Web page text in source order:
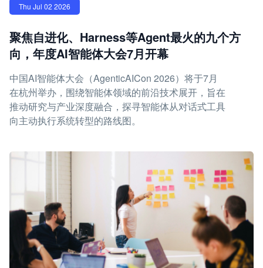
Thu Jul 02 2026
聚焦自进化、Harness等Agent最火的九个方
向，年度AI智能体大会7月开幕
中国AI智能体大会（AgenticAICon 2026）将于7月
在杭州举办，围绕智能体领域的前沿技术展开，旨在
推动研究与产业深度融合，探寻智能体从对话式工具
向主动执行系统转型的路线图。